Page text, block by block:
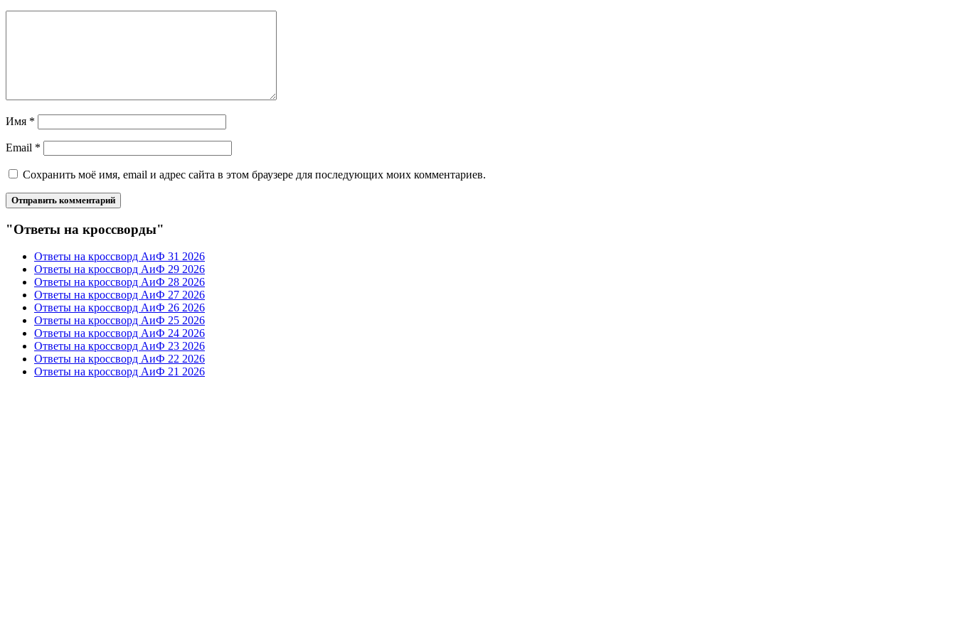
Имя *
Email *
Сохранить моё имя, email и адрес сайта в этом браузере для последующих моих комментариев.
"Ответы на кроссворды"
Ответы на кроссворд АиФ 31 2026
Ответы на кроссворд АиФ 29 2026
Ответы на кроссворд АиФ 28 2026
Ответы на кроссворд АиФ 27 2026
Ответы на кроссворд АиФ 26 2026
Ответы на кроссворд АиФ 25 2026
Ответы на кроссворд АиФ 24 2026
Ответы на кроссворд АиФ 23 2026
Ответы на кроссворд АиФ 22 2026
Ответы на кроссворд АиФ 21 2026